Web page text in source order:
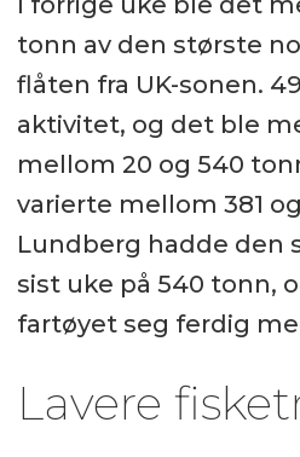
tonn av den største
flåten fra UK-sonen.
aktivitet, og det ble
mellom 20 og 540
varierte mellom 381
Lundberg hadde den
sist uke på 540 tonn,
fartøyet seg ferdig
Lavere